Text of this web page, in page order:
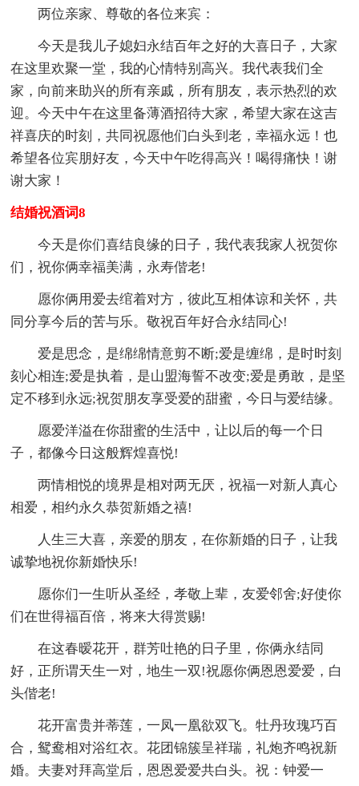
两位亲家、尊敬的各位来宾：
今天是我儿子媳妇永结百年之好的大喜日子，大家
在这里欢聚一堂，我的心情特别高兴。我代表我们全
家，向前来助兴的所有亲戚，所有朋友，表示热烈的欢
迎。今天中午在这里备薄酒招待大家，希望大家在这吉
祥喜庆的时刻，共同祝愿他们白头到老，幸福永远！也
希望各位宾朋好友，今天中午吃得高兴！喝得痛快！谢
谢大家！
结婚祝酒词8
今天是你们喜结良缘的日子，我代表我家人祝贺你
们，祝你俩幸福美满，永寿偕老!
愿你俩用爱去绾着对方，彼此互相体谅和关怀，共
同分享今后的苦与乐。敬祝百年好合永结同心!
爱是思念，是绵绵情意剪不断;爱是缠绵，是时时刻
刻心相连;爱是执着，是山盟海誓不改变;爱是勇敢，是坚
定不移到永远;祝贺朋友享受爱的甜蜜，今日与爱结缘。
愿爱洋溢在你甜蜜的生活中，让以后的每一个日
子，都像今日这般辉煌喜悦!
两情相悦的境界是相对两无厌，祝福一对新人真心
相爱，相约永久恭贺新婚之禧!
人生三大喜，亲爱的朋友，在你新婚的日子，让我
诚挚地祝你新婚快乐!
愿你们一生听从圣经，孝敬上辈，友爱邻舍;好使你
们在世得福百倍，将来大得赏赐!
在这春暧花开，群芳吐艳的日子里，你俩永结同
好，正所谓天生一对，地生一双!祝愿你俩恩恩爱爱，白
头偕老!
花开富贵并蒂莲，一凤一凰欲双飞。牡丹玫瑰巧百
合，鸳鸯相对浴红衣。花团锦簇呈祥瑞，礼炮齐鸣祝新
婚。夫妻对拜高堂后，恩恩爱爱共白头。祝：钟爱一